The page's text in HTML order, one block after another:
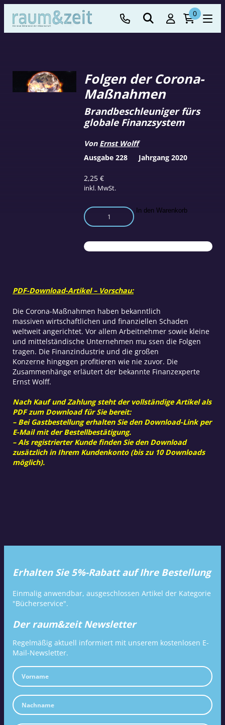
0
Folgen der Corona-
Maßnahmen
2,25€
inkl. MwSt.
Brandbeschleuniger fürs
globale Finanzsystem
Von Ernst Wolff
Folgen
der
Maßnahmen
Menge
In den Warenkorb
Ausgabe 228 Jahrgang 2020
PDF-Download-Artikel – Vorschau:
Die Corona-Maßnahmen haben bekanntlich
massiven wirtschaftlichen und finanziellen Schaden
weltweit angerichtet. Vor allem Arbeitnehmer sowie kleine
und mittelständische Unternehmen mu ssen die Folgen
tragen. Die Finanzindustrie und die großen
Konzerne hingegen profitieren wie nie zuvor. Die
Zusammenhänge erläutert der bekannte Finanzexperte
Ernst Wolff.
Nach Kauf und Zahlung steht der vollständige Artikel als
PDF zum Download für Sie bereit:
– Bei Gastbestellung erhalten Sie den Download-Link per
E-Mail mit der Bestellbestätigung.
– Als registrierter Kunde finden Sie den Download
zusätzlich in Ihrem Kundenkonto (bis zu 10 Downloads
möglich).
Erhalten Sie 5%-Rabatt auf Ihre Bestellung
Einmalig anwendbar, ausgeschlossen Artikel der Kategorie
"Bücherservice".
Der raum&zeit Newsletter
Regelmäßig aktuell informiert mit unserem kostenlosen E-
Mail-Newsletter.